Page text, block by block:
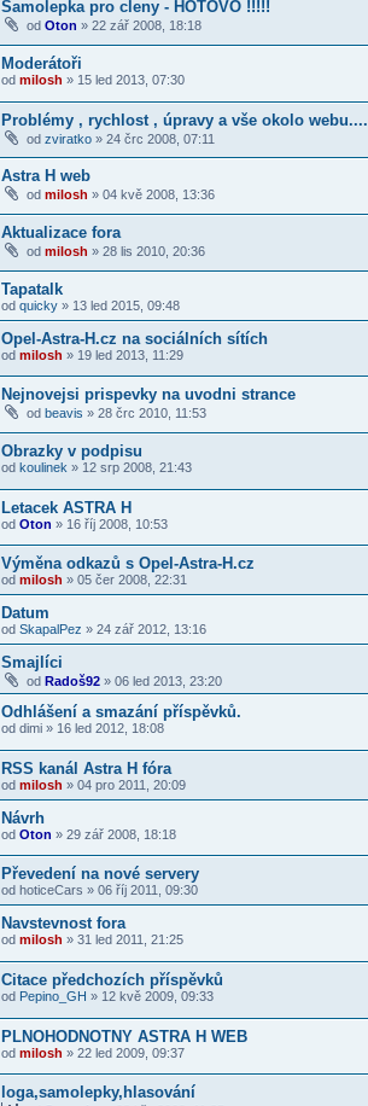
Samolepka pro cleny - HOTOVO !!!!!
od Oton » 22 zář 2008, 18:18
Moderátoři
od milosh » 15 led 2013, 07:30
Problémy , rychlost , úpravy a vše okolo webu....
od zviratko » 24 črc 2008, 07:11
Astra H web
od milosh » 04 kvě 2008, 13:36
Aktualizace fora
od milosh » 28 lis 2010, 20:36
Tapatalk
od quicky » 13 led 2015, 09:48
Opel-Astra-H.cz na sociálních sítích
od milosh » 19 led 2013, 11:29
Nejnovejsi prispevky na uvodni strance
od beavis » 28 črc 2010, 11:53
Obrazky v podpisu
od koulinek » 12 srp 2008, 21:43
Letacek ASTRA H
od Oton » 16 říj 2008, 10:53
Výměna odkazů s Opel-Astra-H.cz
od milosh » 05 čer 2008, 22:31
Datum
od SkapalPez » 24 zář 2012, 13:16
Smajlíci
od Radoš92 » 06 led 2013, 23:20
Odhlášení a smazání příspěvků.
od dimi » 16 led 2012, 18:08
RSS kanál Astra H fóra
od milosh » 04 pro 2011, 20:09
Návrh
od Oton » 29 zář 2008, 18:18
Převedení na nové servery
od hoticeCars » 06 říj 2011, 09:30
Navstevnost fora
od milosh » 31 led 2011, 21:25
Citace předchozích příspěvků
od Pepino_GH » 12 kvě 2009, 09:33
PLNOHODNOTNY ASTRA H WEB
od milosh » 22 led 2009, 09:37
loga,samolepky,hlasování